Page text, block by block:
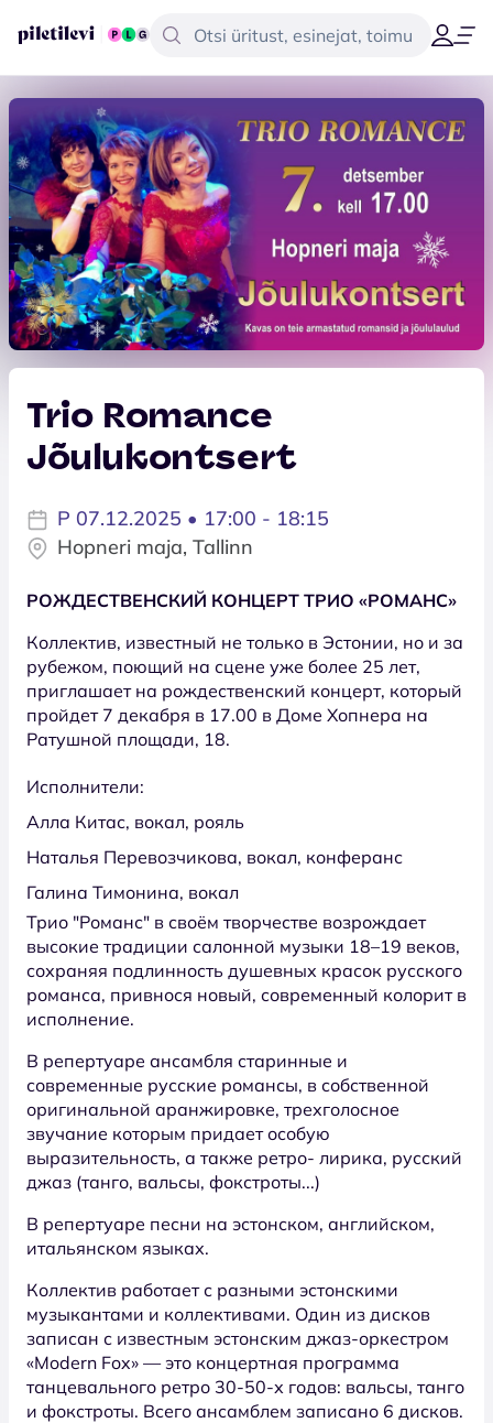
Trio Romance
Jõulukontsert
P 07.12.2025 • 17:00 - 18:15
Hopneri maja, Tallinn
РОЖДЕСТВЕНСКИЙ КОНЦЕРТ ТРИО «РОМАНС»
Коллектив, известный не только в Эстонии, но и за
рубежом, поющий на сцене уже более 25 лет,
приглашает на рождественский концерт, который
пройдет 7 декабря в 17.00 в Доме Хопнера на
Ратушной площади, 18.
Исполнители:
Алла Китас, вокал, рояль
Наталья Перевозчикова, вокал, конферанс
Галина Тимонина, вокал
Трио "Романс" в своём творчестве возрождает
высокие традиции салонной музыки 18–19 веков,
сохраняя подлинность душевных красок русского
романса, привнося новый, современный колорит в
исполнение.
В репертуаре ансамбля старинные и
современные русские романсы, в собственной
оригинальной аранжировке, трехголосное
звучание которым придает особую
выразительность, а также ретро- лирика, русский
джаз (танго, вальсы, фокстроты...)
В репертуаре песни на эстонском, английском,
итальянском языках.
Коллектив работает с разными эстонскими
музыкантами и коллективами. Один из дисков
записан с известным эстонским джаз-оркестром
«Modern Fox» — это концертная программа
танцевального ретро 30-50-х годов: вальсы, танго
и фокстроты. Всего ансамблем записано 6 дисков.